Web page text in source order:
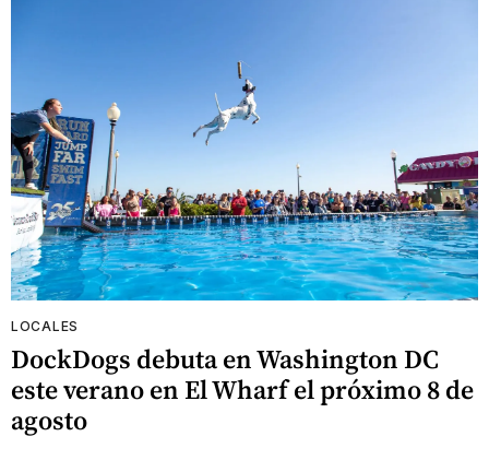
LOCALES
DockDogs debuta en Washington DC
este verano en El Wharf el próximo 8 de
agosto